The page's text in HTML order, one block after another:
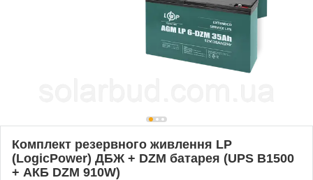
Комплект резервного живлення LP
(LogicPower) ДБЖ + DZM батарея (UPS B1500
+ АКБ DZM 910W)